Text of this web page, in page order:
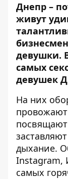
Днепр –
живут
девушки.
самых
девушек
На них
провожают
дыхание.
Instagram,
самых